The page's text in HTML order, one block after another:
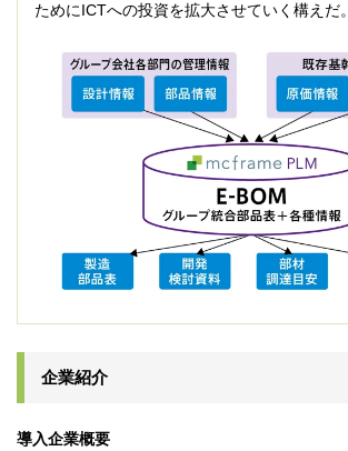
ためにICTへの投資を拡大させていく構えだ。
企業紹介
導入企業概要